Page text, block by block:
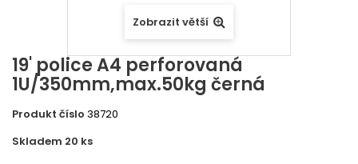
Zobrazit větší
19' police A4 perforovaná
1U/350mm,max.50kg černá
Produkt číslo 38720
Skladem 20 ks